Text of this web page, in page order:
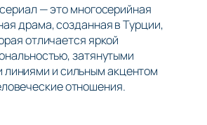
— это многосерийная
драма, созданная в Турции,
отличается яркой
затянутыми
и сильным акцентом
отношения.